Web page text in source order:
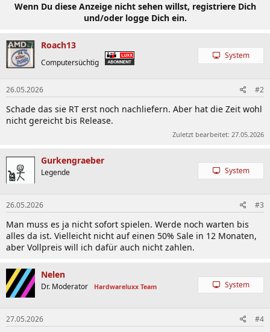
Wenn Du diese Anzeige nicht sehen willst, registriere Dich
und/oder logge Dich ein.
Roach13
Computersüchtig
System
26.05.2026 #2
Schade das sie RT erst noch nachliefern. Aber hat die Zeit wohl
nicht gereicht bis Release.
Zuletzt bearbeitet: 27.05.2026
Gurkengraeber
Legende System
26.05.2026 #3
Man muss es ja nicht sofort spielen. Werde noch warten bis
alles da ist. Vielleicht nicht auf einen 50% Sale in 12 Monaten,
aber Vollpreis will ich dafür auch nicht zahlen.
Nelen
Dr. Moderator Hardwareluxx Team System
27.05.2026 #4